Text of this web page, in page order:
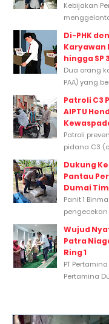
Kebijakan
Di-PHK
Karyawan
hingga SP 3
Dua orang
PAA) yang
Patroli C3
AIPTU
Patroli
pidana C3
Dukung
Pantau
Dumai
Panit 1
Wujud
Patra
Ring 1
PT
Pertamina